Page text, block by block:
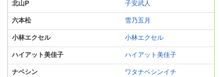
北山P 子安武人
六本松 雪乃五月
小林エクセル 小林エクセル
ハイアット美佳子 ハイアット美佳子
ナベシン ワタナベシンイチ